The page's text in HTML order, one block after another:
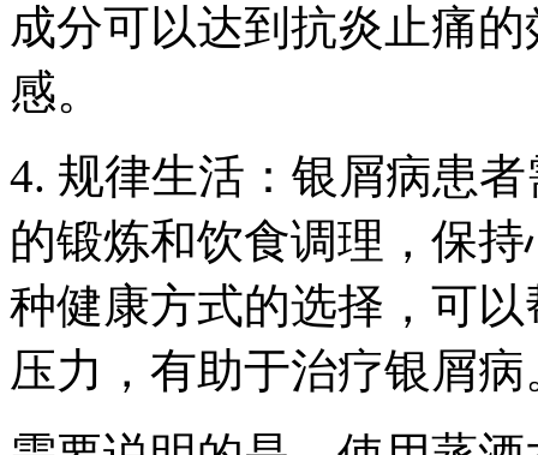
成分可以达到抗炎止痛
感。
4. 规律生活：银屑病患
的锻炼和饮食调理，保
种健康方式的选择，可
压力，有助于治疗银屑病